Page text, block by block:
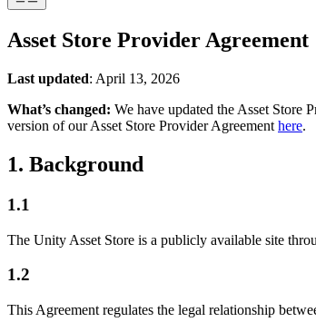
Unityエンジン
任意のプラットフォーム向けに2Dおよび3Dゲ
チームでの共同作業と迅速なイテレーション
Unity をダウンロード
デプロイ
マルチプラットフォーム
LiveOps
ローンチ後のインサイトとライブゲームオペレ
成長
3Dコラボレーション
リアルタイムで3Dプロジェクトを構築およびレ
没入型環境でのトレーニング
顧客体験
業界
製造業
小売
ドキュメント
公式ユーザーマニュアルとAPIリファレンス
開発者ツール
リリースバージョンと問題追跡
今後の機能をレビューする
用語集
インサイト
ケーススタディ
実際の成功事例
ディスカッション
議論、問題解決、つながる
イベント
グローバルおよびローカルイベント
コミュニティストーリー
Made with Unity
Unityクリエイターの紹介
開発者、クリエイター、インサイダーに参加す
Unity Awards
Unity Learn
Unityトレーナーでチームをレベルアップ
Unity初心者向け
学習を開始しましょう
Unityエッセンシャルパスウェイ
ハウツーガイド
実用的なヒントとベストプラクティス
教育
ヘルプを得る
Unityで成功するためのサポート
専門的なサポートで目標を早く達成する
FAQ
私たちのチームに連絡する
Asset Store Provider Agreement
Last updated: April 13, 2026
What’s changed: We have updated the Asset Store
version of our Asset Store Provider Agreement here.
1. Background
1.1
The Unity Asset Store is a publicly available site
1.2
This Agreement regulates the legal relationship